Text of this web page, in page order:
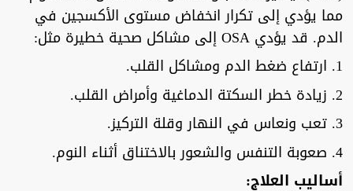
مما يؤدي إلى تكرار انخفاض مستوى الأكسجين في
الدم. قد يؤدي OSA إلى مشاكل صحية خطيرة مثل:
1. ارتفاع ضغط الدم ومشاكل القلب.
2. زيادة خطر السكتة الدماغية وأمراض القلب.
3. تعب ونعاس في النهار وقلة التركيز.
4. صعوبة التنفس والشعور بالاختناق أثناء النوم.
أساليب العلاج: